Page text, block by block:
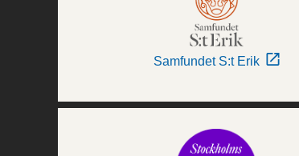
Samfundet S:t Erik